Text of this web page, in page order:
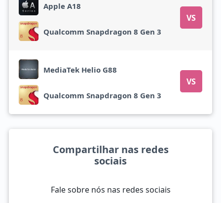
Apple A18
VS
Qualcomm Snapdragon 8 Gen 3
MediaTek Helio G88
VS
Qualcomm Snapdragon 8 Gen 3
Compartilhar nas redes
sociais
Fale sobre nós nas redes sociais